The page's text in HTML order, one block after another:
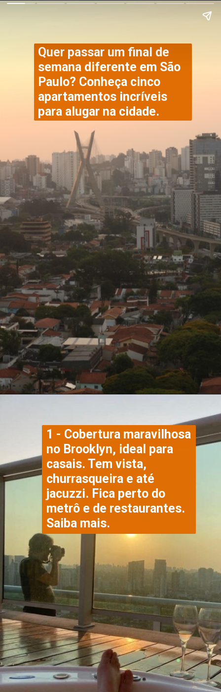
Quer passar um final de
semana diferente em São
Paulo? Conheça cinco
apartamentos incríveis
para alugar na cidade.
1 - Cobertura maravilhosa
no Brooklyn, ideal para
casais. Tem vista,
churrasqueira e até
jacuzzi. Fica perto do
metrô e de restaurantes.
Saiba mais.